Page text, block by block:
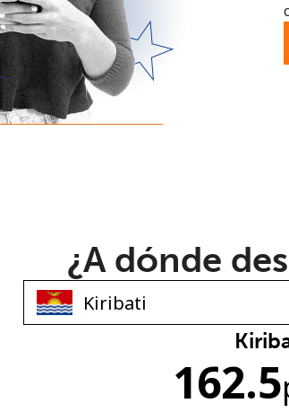
No se
Mínimo 8 caracteres
Una letra mayúscula y
¿A dónde
162.5